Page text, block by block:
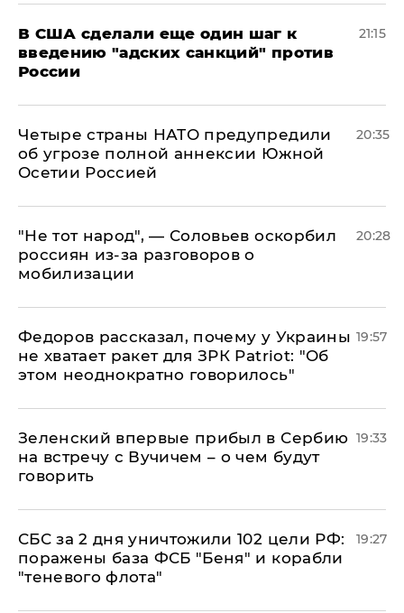
В США сделали еще один шаг к
введению "адских санкций" против
России
21:15
Четыре страны НАТО предупредили
об угрозе полной аннексии Южной
Осетии Россией
20:35
​"Не тот народ", — Соловьев оскорбил
россиян из-за разговоров о
мобилизации
20:28
Федоров рассказал, почему у Украины
не хватает ракет для ЗРК Patriot: "Об
этом неоднократно говорилось"
19:57
Зеленский впервые прибыл в Сербию
на встречу с Вучичем – о чем будут
говорить
19:33
СБС за 2 дня уничтожили 102 цели РФ:
поражены база ФСБ "Беня" и корабли
"теневого флота"
19:27